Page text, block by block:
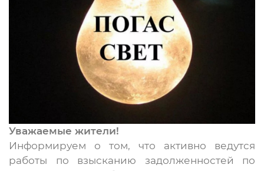
Уважаемые жители!
Информируем о том, что активно ведутся
работы по взысканию задолженностей по